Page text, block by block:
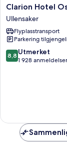
Clarion
Hotel
Oslo
Airport
Ullensaker
Clarion Hotel
Ullensaker
Flyplasstransport
Parkering
8.8
av
8,8 Utmerket
1 928 anmeldelser